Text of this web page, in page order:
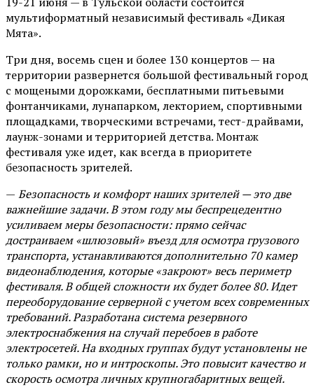
мультиформатный независимый фестиваль «Дикая
Мята».
Три дня, восемь сцен и более 130 концертов — на
территории развернется большой фестивальный город
с мощеными дорожками, бесплатными питьевыми
фонтанчиками, лунапарком, лекторием, спортивными
площадками, творческими встречами, тест-драйвами,
лаунж-зонами и территорией детства. Монтаж
фестиваля уже идет, как всегда в приоритете
безопасность зрителей.
— Безопасность и комфорт наших зрителей — это две
важнейшие задачи. В этом году мы беспрецедентно
усиливаем меры безопасности: прямо сейчас
достраиваем «шлюзовый» въезд для осмотра грузового
транспорта, устанавливаются дополнительно 70 камер
видеонаблюдения, которые «закроют» весь периметр
фестиваля. В общей сложности их будет более 80. Идет
переоборудование серверной с учетом всех современных
требований. Разработана система резервного
электроснабжения на случай перебоев в работе
электросетей. На входных группах будут установлены не
только рамки, но и интроскопы. Это повысит качество и
скорость осмотра личных крупногабаритных вещей.